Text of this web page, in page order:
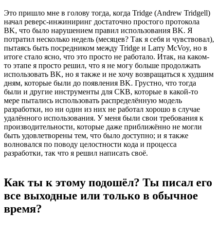
Это пришло мне в голову тогда, когда Tridge (Andrew Tridgell)
начал реверс-инжиниринг достаточно простого протокола
BK, что было нарушением правил использования BK. Я
потратил несколько недель (месяцев? Так я себя и чувствовал),
пытаясь быть посредником между Tridge и Larry McVoy, но в
итоге стало ясно, что это просто не работало. Итак, на каком-
то этапе я просто решил, что я не могу больше продолжать
использовать BK, но я также и не хочу возвращаться к худшим
дням, которые были до появления BK. Грустно, что тогда
были и другие инструменты для СКВ, которые в какой-то
мере пытались использовать распределённую модель
разработки, но ни один из них не работал хорошо в случае
удалённого использования. У меня были свои требования к
производительности, которые даже приближённо не могли
быть удовлетворены тем, что было доступно; и я также
волновался по поводу целостности кода и процесса
разработки, так что я решил написать своё.
Как ты к этому подошёл? Ты писал его
все выходные или только в обычное
время?